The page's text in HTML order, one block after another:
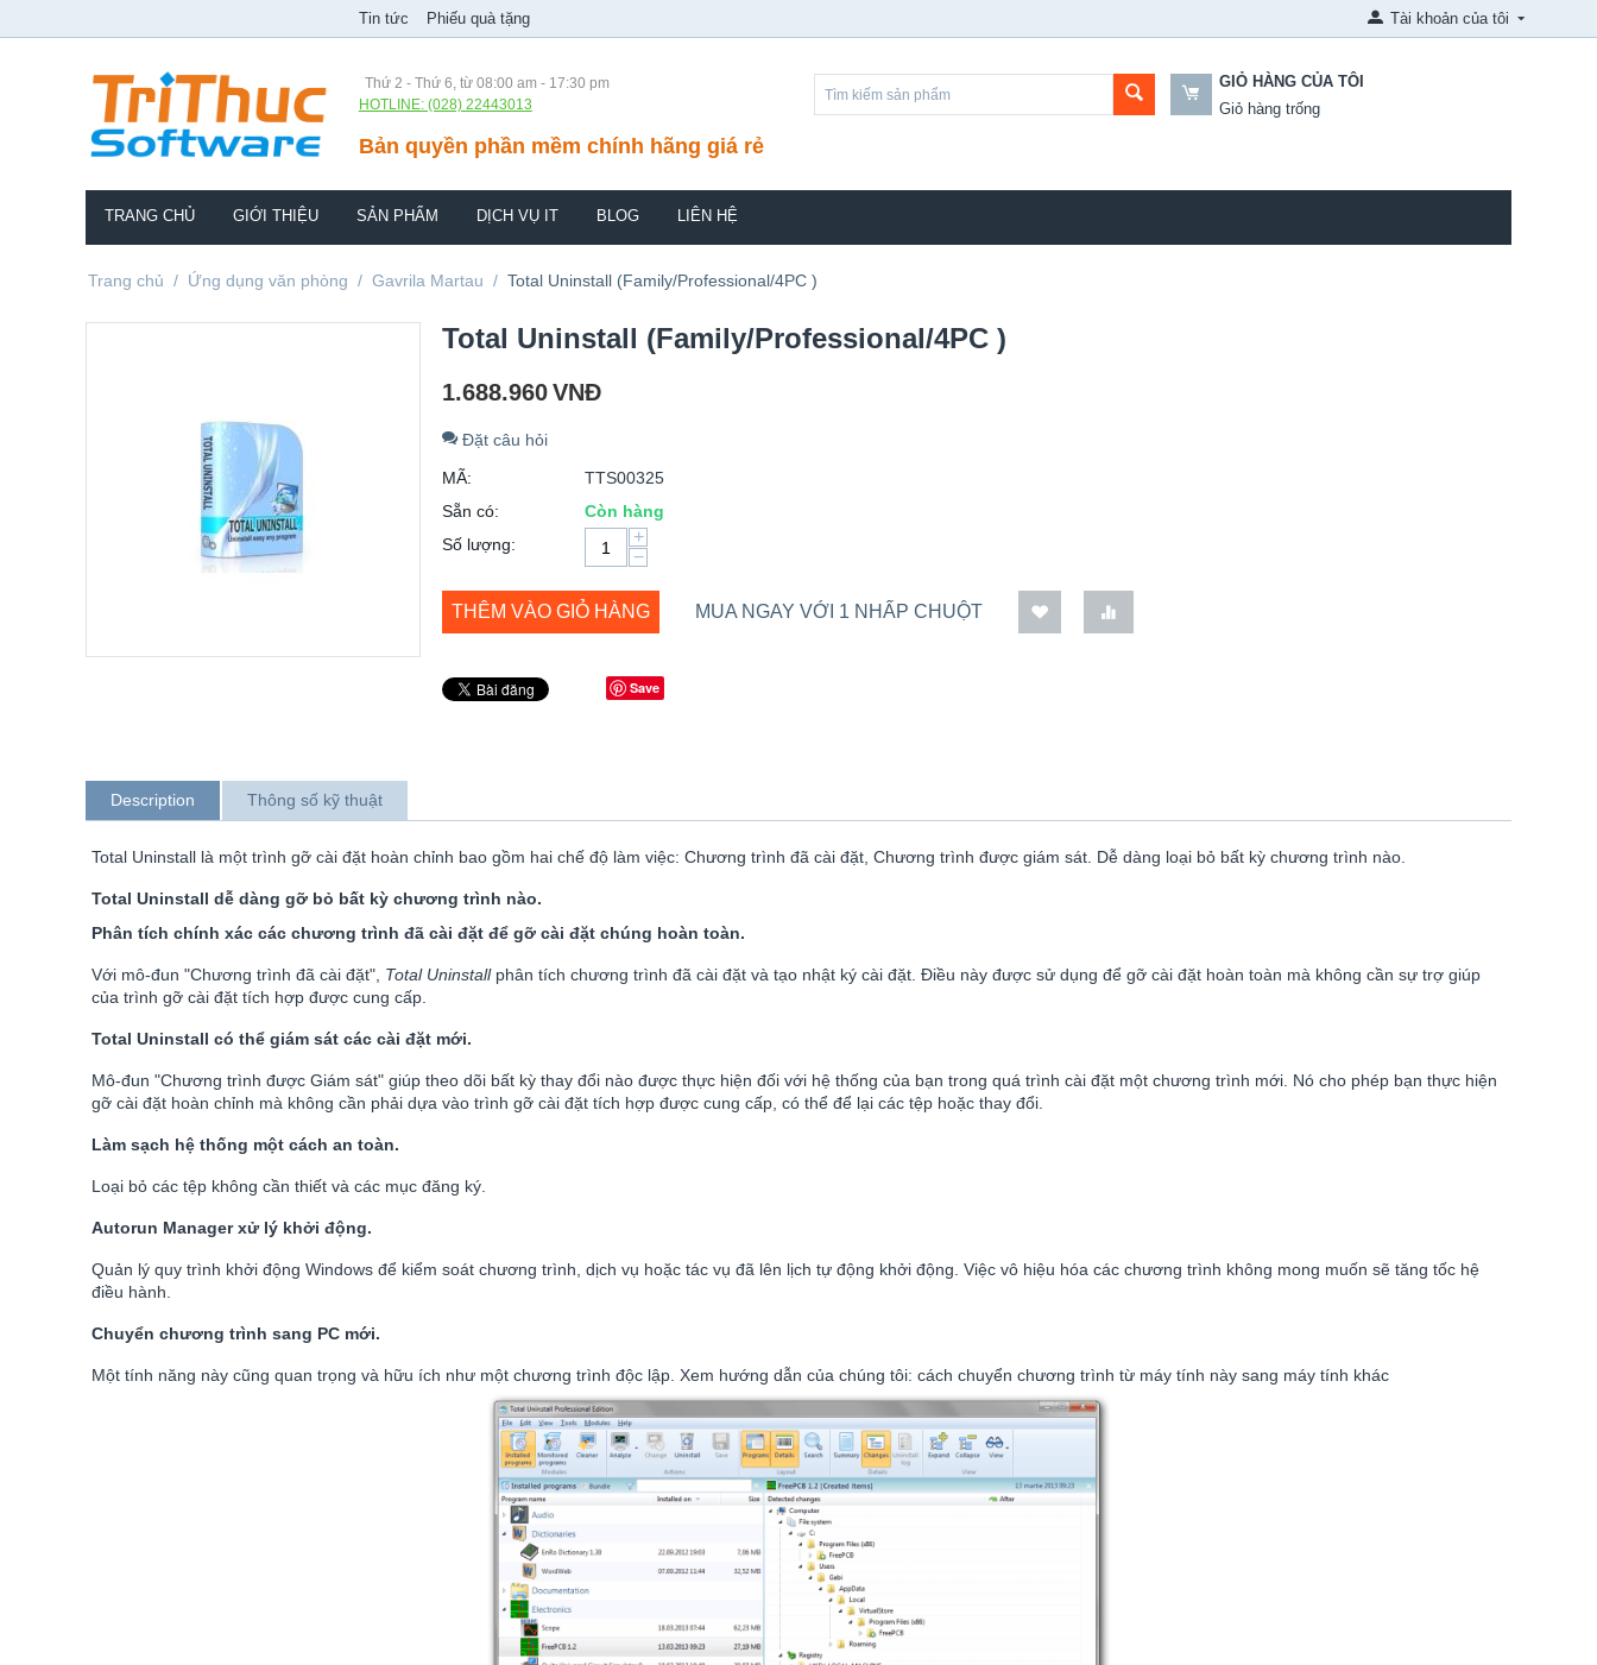
Tin tức Phiếu quà tặng Tài khoản của tôi
Thứ 2 - Thứ 6, từ 08:00 am - 17:30 pm
HOTLINE: (028) 22443013
Bản quyền phần mềm chính hãng giá rẻ
GIỎ HÀNG CỦA TÔI
Giỏ hàng trống
TRANG CHỦ GIỚI THIỆU SẢN PHẨM DỊCH VỤ IT BLOG LIÊN HỆ
Trang chủ / Ứng dụng văn phòng / Gavrila Martau / Total Uninstall (Family/Professional/4PC )
Total Uninstall (Family/Professional/4PC )
1.688.960VNĐ
Đặt câu hỏi
MÃ:
TTS00325
Sẵn có:
Còn hàng
Số lượng:
+
−
THÊM VÀO GIỎ HÀNG MUA NGAY VỚI 1 NHẤP CHUỘT
Save
Description Thông số kỹ thuật
Total Uninstall là một trình gỡ cài đặt hoàn chỉnh bao gồm hai chế độ làm việc: Chương trình đã cài đặt, Chương trình được giám sát. Dễ dàng loại bỏ bất kỳ chương trình nào.
Total Uninstall dễ dàng gỡ bỏ bất kỳ chương trình nào.
Phân tích chính xác các chương trình đã cài đặt để gỡ cài đặt chúng hoàn toàn.
Với mô-đun "Chương trình đã cài đặt", Total Uninstallphân tích chương trình đã cài đặt và tạo nhật ký cài đặt. Điều này được sử dụng để gỡ cài đặt hoàn toàn mà không cần sự trợ giúp
của trình gỡ cài đặt tích hợp được cung cấp.
Total Uninstall có thể giám sát các cài đặt mới.
Mô-đun "Chương trình được Giám sát" giúp theo dõi bất kỳ thay đổi nào được thực hiện đối với hệ thống của bạn trong quá trình cài đặt một chương trình mới. Nó cho phép bạn thực hiện
gỡ cài đặt hoàn chỉnh mà không cần phải dựa vào trình gỡ cài đặt tích hợp được cung cấp, có thể để lại các tệp hoặc thay đổi.
Làm sạch hệ thống một cách an toàn.
Loại bỏ các tệp không cần thiết và các mục đăng ký.
Autorun Manager xử lý khởi động.
Quản lý quy trình khởi động Windows để kiểm soát chương trình, dịch vụ hoặc tác vụ đã lên lịch tự động khởi động. Việc vô hiệu hóa các chương trình không mong muốn sẽ tăng tốc hệ
điều hành.
Chuyển chương trình sang PC mới.
Một tính năng này cũng quan trọng và hữu ích như một chương trình độc lập. Xem hướng dẫn của chúng tôi: cách chuyển chương trình từ máy tính này sang máy tính khác